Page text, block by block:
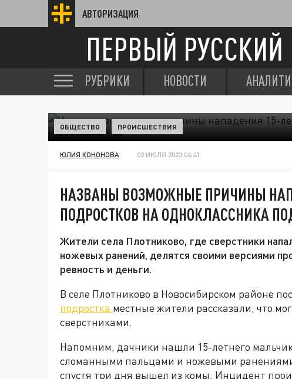
АВТОРИЗАЦИЯ
ПЕРВЫЙ РУССКИЙ
РУБРИКИ НОВОСТИ
ОБЩЕСТВО ПРОИСШЕСТВИЯ
ЮЛИЯ КОНОНОВА 03 ИЮЛЯ 2023 04:41
НАЗВАНЫ ВОЗМОЖНЫЕ ПРИЧИНЫ
ПОДРОСТКОВ НА ОДНОКЛАССНИКА
Жители села Плотниково, где сверстники
ножевых ранений, делятся своими версиями
ревность и деньги.
В селе Плотниково в Новосибирском районе
подростка местные жители рассказали, что
сверстниками.
Напомним, дачники нашли 15-летнего
сломанными пальцами и ножевыми
спустя три дня вышел из комы. Инцидент